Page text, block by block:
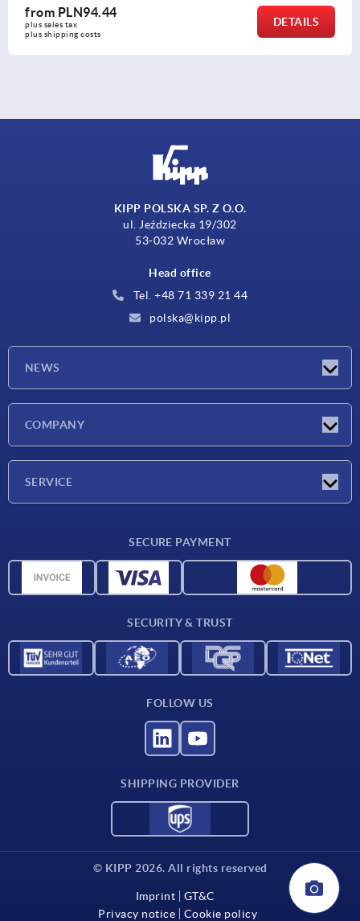
DETAILS
KIPP POLSKA SP. Z O.O.
ul. Jeździecka 19/302
53-032 Wrocław
Head office
Tel. +48 71 339 21 44
polska@kipp.pl
NEWS
COMPANY
SERVICE
CAD data
SECURE PAYMENT
SECURITY & TRUST
FOLLOW US
SHIPPING PROVIDER
© KIPP 2026. All rights reserved
Imprint
GT&C
Privacy notice
Cookie policy